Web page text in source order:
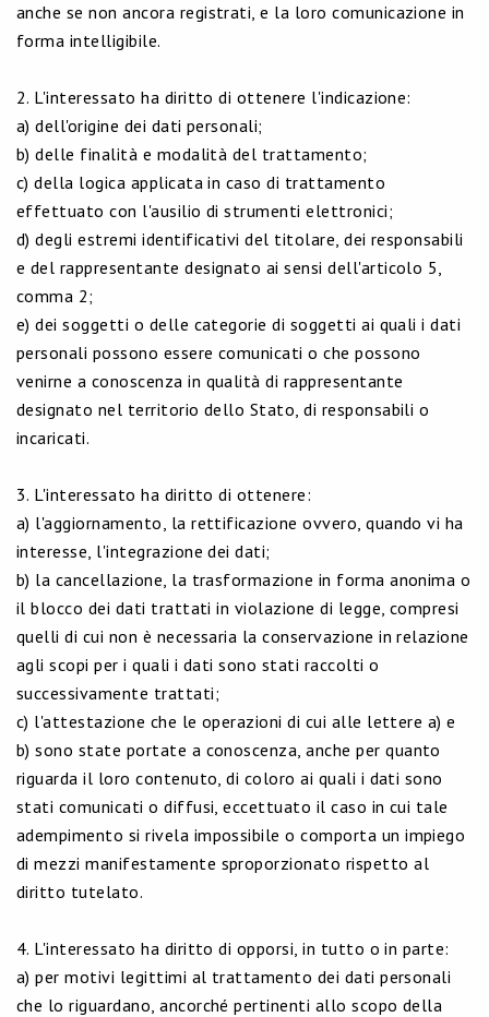
anche se non ancora registrati, e la loro comunicazione in
forma intelligibile.
2. L'interessato ha diritto di ottenere l'indicazione:
a) dell'origine dei dati personali;
b) delle finalità e modalità del trattamento;
c) della logica applicata in caso di trattamento
effettuato con l'ausilio di strumenti elettronici;
d) degli estremi identificativi del titolare, dei responsabili
e del rappresentante designato ai sensi dell'articolo 5,
comma 2;
e) dei soggetti o delle categorie di soggetti ai quali i dati
personali possono essere comunicati o che possono
venirne a conoscenza in qualità di rappresentante
designato nel territorio dello Stato, di responsabili o
incaricati.
3. L'interessato ha diritto di ottenere:
a) l'aggiornamento, la rettificazione ovvero, quando vi ha
interesse, l'integrazione dei dati;
b) la cancellazione, la trasformazione in forma anonima o
il blocco dei dati trattati in violazione di legge, compresi
quelli di cui non è necessaria la conservazione in relazione
agli scopi per i quali i dati sono stati raccolti o
successivamente trattati;
c) l'attestazione che le operazioni di cui alle lettere a) e
b) sono state portate a conoscenza, anche per quanto
riguarda il loro contenuto, di coloro ai quali i dati sono
stati comunicati o diffusi, eccettuato il caso in cui tale
adempimento si rivela impossibile o comporta un impiego
di mezzi manifestamente sproporzionato rispetto al
diritto tutelato.
4. L'interessato ha diritto di opporsi, in tutto o in parte:
a) per motivi legittimi al trattamento dei dati personali
che lo riguardano, ancorché pertinenti allo scopo della